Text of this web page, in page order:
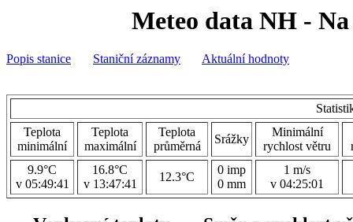
Meteo data NH - Na
Popis stanice Staniční záznamy Aktuální hodnoty
Teplota
minimální
Teplota
maximální
Teplota
průměrná
Srážky
Minimální
rychlost větru
9.9°C
v 05:49:41
16.8°C
v 13:47:41
12.3°C
0 imp
0 mm
1 m/s
v 04:25:01